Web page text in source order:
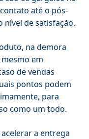
até o pós-
nível de satisfação.
na demora
em
de vendas
pontos podem
para
como um todo.
a entrega